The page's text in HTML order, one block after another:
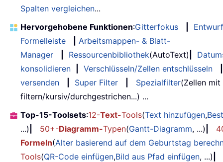
Spalten vergleichen...
Hervorgehobene Funktionen:Gitterfokus
Entwurf
Formelleiste
Arbeitsmappen- & Blatt-
Manager
Ressourcenbibliothek(AutoText)
konsolidieren
Verschlüsseln/Zellen entschlüsseln
versenden
Super Filter Spezialfilter(Zellen
filtern/kursiv/durchgestrichen...) ...
Top-15-Toolsets:12-Text-Tools(Text hinzufügen,
...)
50+-Diagramm-Typen(Gantt-Diagramm, ...)
Formeln(Alter basierend auf dem Geburtstag
Tools(QR-Code einfügen,Bild aus Pfad einfügen, ...)